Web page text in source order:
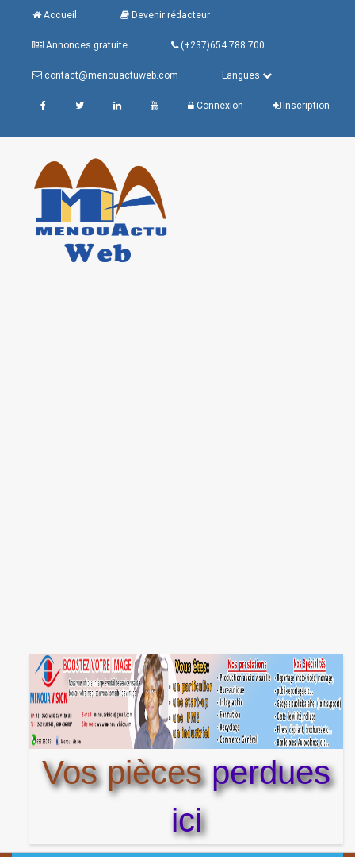
Accueil Devenir rédacteur
Annonces gratuite (+237)654 788 700
contact@menouactuweb.com Langues
Connexion Inscription
Vos piècesperdues
ici